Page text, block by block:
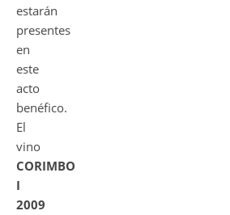
estarán
presentes
en
este
acto
benéfico.
El
vino
CORIMBO
I
2009